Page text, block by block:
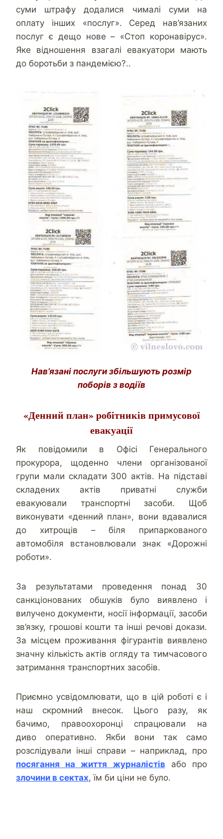
суми штрафу додалися чималі суми на
оплату інших «послуг». Серед нав’язаних
послуг є дещо нове – «Стоп коронавірус».
Яке відношення взагалі евакуатори мають
до боротьби з пандемією?..
Нав’язані послуги збільшують розмір
поборів з водіїв
«Денний план» робітників примусової
евакуації
Як повідомили в Офісі Генерального
прокурора, щоденно члени організованої
групи мали складати 300 актів. На підставі
складених актів приватні служби
евакуювали транспортні засоби. Щоб
виконувати «денний план», вони вдавалися
до хитрощів – біля припаркованого
автомобіля встановлювали знак «Дорожні
роботи».
За результатами проведення понад 30
санкціонованих обшуків було виявлено і
вилучено документи, носії інформації, засоби
зв’язку, грошові кошти та інші речові докази.
За місцем проживання фігурантів виявлено
значну кількість актів огляду та тимчасового
затримання транспортних засобів.
Приємно усвідомлювати, що в цій роботі є і
наш скромний внесок. Цього разу, як
бачимо, правоохоронці спрацювали на
диво оперативно. Якби вони так само
розслідували інші справи – наприклад, про
посягання на життя журналістівабо про
злочини в сектах, їм би ціни не було.